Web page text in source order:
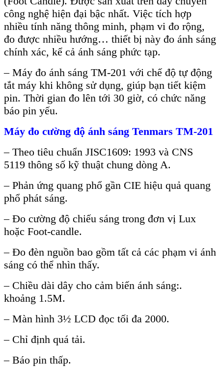
công nghệ hiện đại bậc nhất. Việc tích hợp
nhiều tính năng thông minh, phạm vi đo rộng,
đo được nhiều hướng… thiết bị này đo ánh sáng
chính xác, kể cả ánh sáng phức tạp.
– Máy đo ánh sáng TM-201 với chế độ tự động
tắt máy khi không sử dụng, giúp bạn tiết kiệm
pin. Thời gian đo lên tới 30 giờ, có chức năng
báo pin yếu.
Máy đo cường độ ánh sáng Tenmars TM-201
– Theo tiêu chuẩn JISC1609: 1993 và CNS
5119 thông số kỹ thuật chung dòng A.
– Phản ứng quang phổ gần CIE hiệu quả quang
phổ phát sáng.
– Đo cường độ chiếu sáng trong đơn vị Lux
hoặc Foot-candle.
– Đo đèn nguồn bao gồm tất cả các phạm vi ánh
sáng có thể nhìn thấy.
–Chiều dài dây cho cảm biến ánh sáng:.
khoảng 1.5M.
–Màn hình 3½ LCD đọc tối đa 2000.
–Chỉ định quá tải.
–Báo pin thấp.